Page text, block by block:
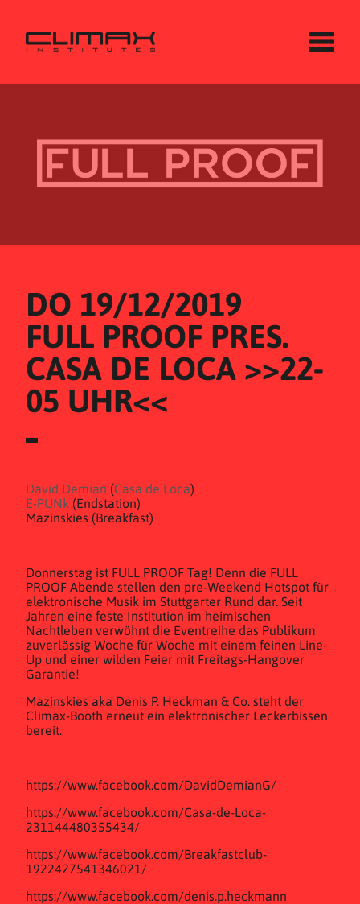
DO 19/12/2019
FULL PROOF PRES.
CASA DE LOCA >>22-
05 UHR<<
David Demian (Casa de Loca)
E-PUNk (Endstation)
Mazinskies (Breakfast)
Donnerstag ist FULL PROOF Tag! Denn die FULL
PROOF Abende stellen den pre-Weekend Hotspot für
elektronische Musik im Stuttgarter Rund dar. Seit
Jahren eine feste Institution im heimischen
Nachtleben verwöhnt die Eventreihe das Publikum
zuverlässig Woche für Woche mit einem feinen Line-
Up und einer wilden Feier mit Freitags-Hangover
Garantie!
Mazinskies aka Denis P. Heckman & Co. steht der
Climax-Booth erneut ein elektronischer Leckerbissen
bereit.
https://www.facebook.com/DavidDemianG/
https://www.facebook.com/Casa-de-Loca-
231144480355434/
https://www.facebook.com/Breakfastclub-
1922427541346021/
https://www.facebook.com/denis.p.heckmann